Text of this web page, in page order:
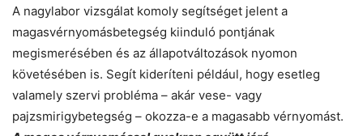
A nagylabor vizsgálat komoly segítséget jelent a
magasvérnyomásbetegség kiinduló pontjának
megismerésében és az állapotváltozások nyomon
követésében is. Segít kideríteni például, hogy esetleg
valamely szervi probléma – akár vese- vagy
pajzsmirigybetegség – okozza-e a magasabb vérnyomást.